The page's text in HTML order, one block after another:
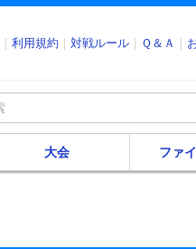
利用規約 対戦ルール Ｑ＆Ａ
大会 ファ